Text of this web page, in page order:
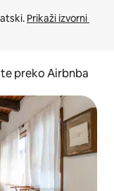
Prikaži izvorni
preko Airbnba